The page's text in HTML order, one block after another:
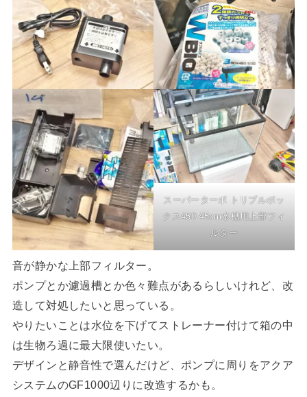
スーパーターボ トリプルボッ
クス450 45cm水槽用上部フィ
ルター
音が静かな上部フィルター。
ポンプとか濾過槽とか色々難点があるらしいけれど、改
造して対処したいと思っている。
やりたいことは水位を下げてストレーナー付けて箱の中
は生物ろ過に最大限使いたい。
デザインと静音性で選んだけど、ポンプに周りをアクア
システムのGF1000辺りに改造するかも。